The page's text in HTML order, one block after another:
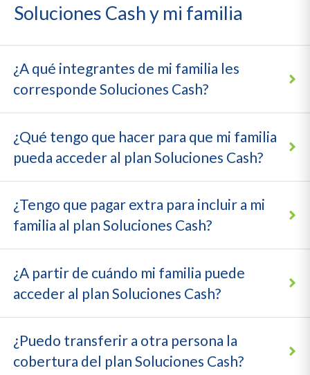
Soluciones Cash y mi familia
¿A qué integrantes de mi familia les
corresponde Soluciones Cash?
¿Qué tengo que hacer para que mi familia
pueda acceder al plan Soluciones Cash?
¿Tengo que pagar extra para incluir a mi
familia al plan Soluciones Cash?
¿A partir de cuándo mi familia puede
acceder al plan Soluciones Cash?
¿Puedo transferir a otra persona la
cobertura del plan Soluciones Cash?